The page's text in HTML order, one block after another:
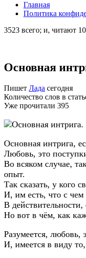
Главная
Политика
3523 всего; и, читают
Основная
Пишет Лада сегодня
Количество слов в
Уже прочитали 395
Основная интрига,
Любовь, это
Во всяком случае,
опыт.
Так сказать, у кого
И, им есть, что с чем
В
Но вот в чём, как
Разумеется, любовь,
И, имеется в виду